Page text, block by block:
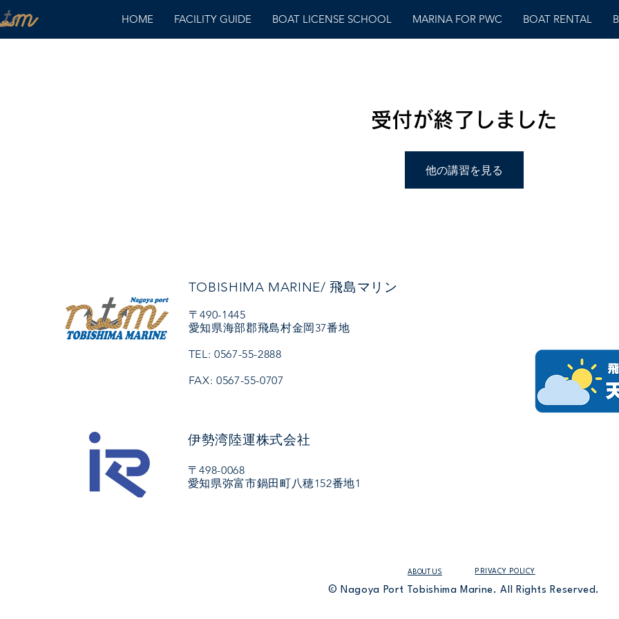
HOME FACILITY GUIDE BOAT LICENSE SCHOOL MARINA FOR PWC BOAT RENTAL
受付が終了しました
他の講習を見る
TOBISHIMA MARINE/ 飛島マリン
〒490-1445
愛知県海部郡飛島村金岡37番地
TEL: 0567-55-2888
FAX: 0567-55-0707
伊勢湾陸運株式会社
〒498-0068
愛知県弥富市鍋田町八穂152番地1
ABOUT US PRIVACY POLICY
© Nagoya Port Tobishima Marine. All Rights Reserved.